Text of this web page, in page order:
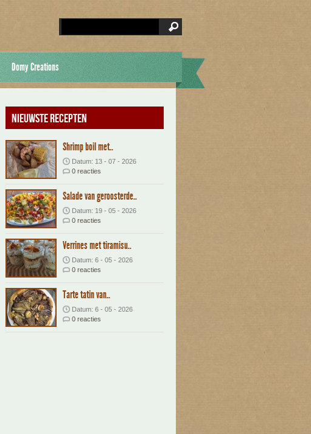
Domy Creations
Nieuwste recepten
Shrimp boil met..
Datum: 13 - 07 - 2026
0 reacties
Salade van geroosterde..
Datum: 19 - 05 - 2026
0 reacties
Verrines met tiramisu..
Datum: 6 - 05 - 2026
0 reacties
Tarte tatin van..
Datum: 6 - 05 - 2026
0 reacties